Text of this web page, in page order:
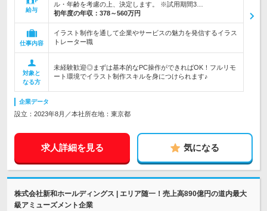
給与
ル・年齢を考慮の上、決定します。 ※試用期間3…
初年度の年収： 378～560万円
仕事内容
イラスト制作を通して企業やサービスの魅力を発信するイラス
トレーター職
対象と
なる方
未経験歓迎◎まずは基本的なPC操作ができればOK！フルリモ
ート環境でイラスト制作スキルを身につけられます♪
企業データ
設立：2023年8月／本社所在地：東京都
求人詳細を見る 気になる
株式会社新和ホールディングス | エリア随一！売上高890億円の道内最大
級アミューズメント企業